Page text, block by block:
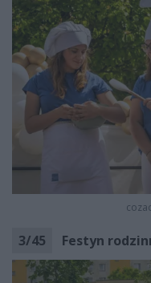
3/45 Festyn